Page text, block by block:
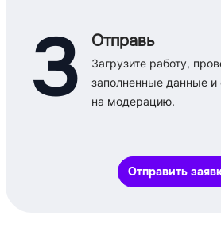
3 Отправь
Загрузите работу,
заполненные данные и
на модерацию.
Отправить